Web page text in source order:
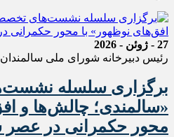
27 - ژوئن - 2026
رئیس دبیرخانه شورای ملی
برگزاری سلسله
«سالمندی؛ چالش‌ها و
محور حکمرانی در عصر